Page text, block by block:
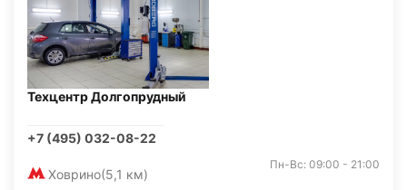
Техцентр Долгопрудный
+7 (495) 032-08-22
Ховрино(5,1 км)
Пн-Вс: 09:00 - 21:00